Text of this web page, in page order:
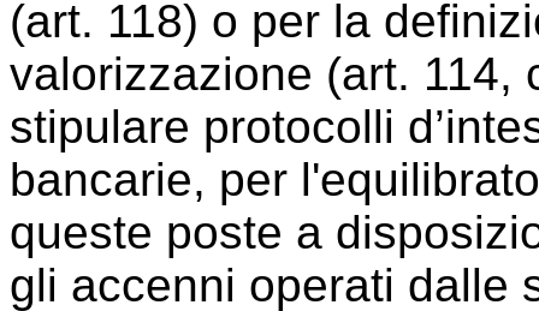
(art. 118) o per la
valorizzazione (art. 114,
stipulare protocolli
bancarie, per
queste poste a
gli accenni operati dalle